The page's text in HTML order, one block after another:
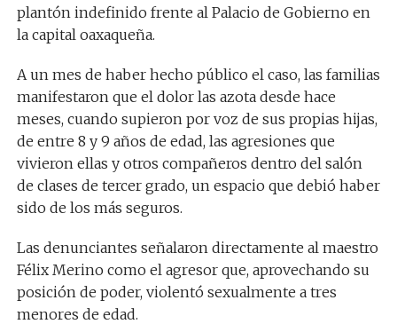
plantón indefinido frente al Palacio de Gobierno en
la capital oaxaqueña.
A un mes de haber hecho público el caso, las familias
manifestaron que el dolor las azota desde hace
meses, cuando supieron por voz de sus propias hijas,
de entre 8 y 9 años de edad, las agresiones que
vivieron ellas y otros compañeros dentro del salón
de clases de tercer grado, un espacio que debió haber
sido de los más seguros.
Las denunciantes señalaron directamente al maestro
Félix Merino como el agresor que, aprovechando su
posición de poder, violentó sexualmente a tres
menores de edad.